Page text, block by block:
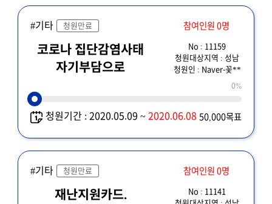
#기타 청원만료 참여인원 0명
코로나 집단감염사태
자기부담으로
No : 11159
청원대상지역 : 성남
청원인 : Naver-꽃**
0%
청원기간 : 2020.05.09 ~2020.06.08 50,000목표
#기타 청원만료 참여인원 0명
재난지원카드.
No : 11141